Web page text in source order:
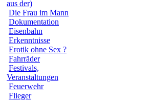
aus der)
Die Frau im Mann
Dokumentation
Eisenbahn
Erkenntnisse
Erotik ohne Sex ?
Fahrräder
Festivals,
Veranstaltungen
Feuerwehr
Flieger